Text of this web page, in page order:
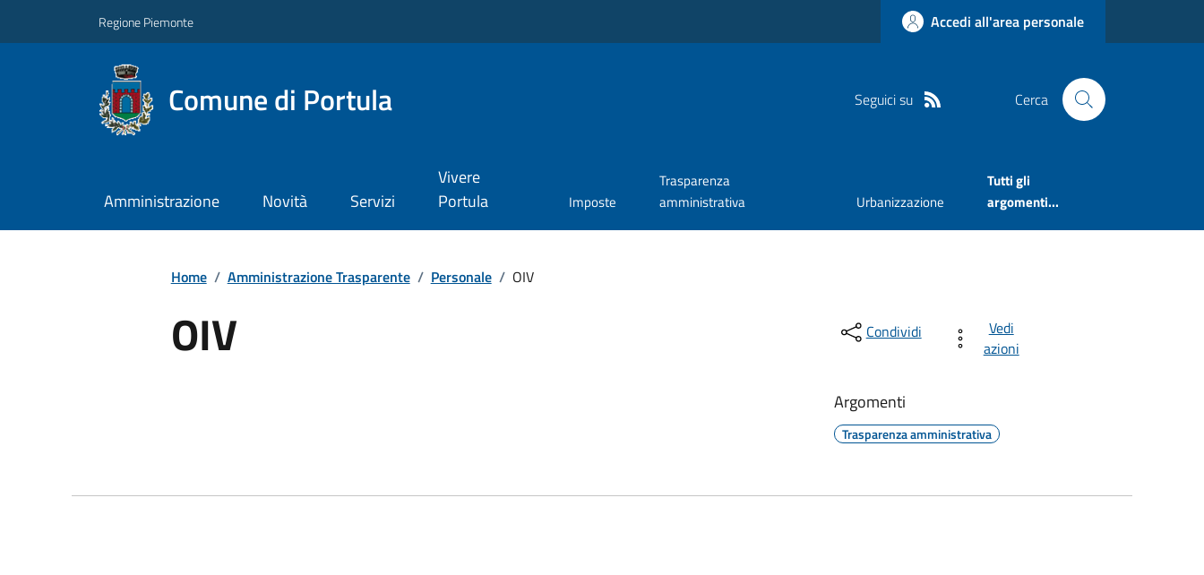
Regione Piemonte Accedi all'area personale
Comune di Portula Seguici su Cerca
Amministrazione Novità Servizi
Vivere
Portula
Imposte
Trasparenza
amministrativa
Urbanizzazione
Tutti gli
argomenti...
Home / Amministrazione Trasparente / Personale / OIV
OIV Condividi
Vedi
azioni
Argomenti
Trasparenza amministrativa